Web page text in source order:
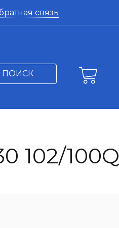
связь
ПОИСК
102/100Q